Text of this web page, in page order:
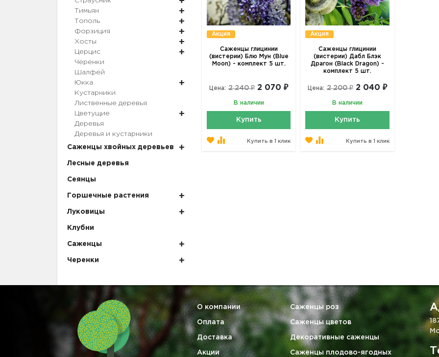
Тимьян
Тополь
Форзиция
Хосты
Церцис
Черенки
Шалфей
Юкка
Кустарники
Лиственные деревья
Цветущие
Деревья
Деревья и кустарники
Саженцы хвойных деревьев
Лесные деревья
Сеянцы
Горшечные растения
Луковицы
Клубни
Саженцы
Черенки
Акция
Саженцы глицинии
(вистерии) Блю Мун (Blue
Moon) - комплект 5 шт.
Цена: 2 240 ₽ 2 070 ₽
В наличии
Купить
Купить в 1 клик
Акция
Саженцы глицинии
(вистерии) Дабл Блэк
Драгон (Black Dragon) -
комплект 5 шт.
Цена: 2 200 ₽ 2 040 ₽
В наличии
Купить
Купить в 1 клик
О компании
Оплата
Доставка
Акции
Саженцы роз
Саженцы цветов
Декоративные саженцы
Саженцы плодово-ягодных